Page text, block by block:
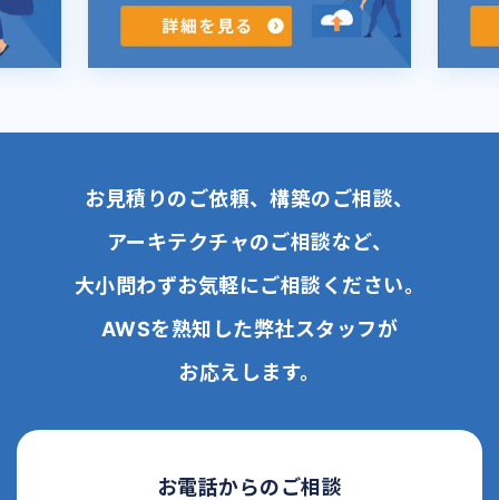
お見積りのご依頼、構築のご相談、
アーキテクチャのご相談など、
大小問わずお気軽にご相談ください。
AWSを熟知した弊社スタッフが
お応えします。
お電話からのご相談